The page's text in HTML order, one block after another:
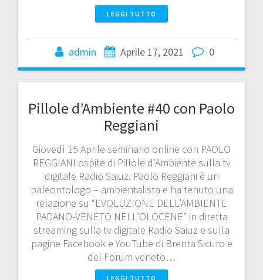
LEGGI TUTTO
admin Aprile 17, 2021 0
Pillole d’Ambiente #40 con Paolo
Reggiani
Giovedì 15 Aprile seminario online con PAOLO
REGGIANI ospite di Pillole d’Ambiente sulla tv
digitale Radio Saiuz. Paolo Reggiani è un
paleontologo – ambientalista e ha tenuto una
relazione su “EVOLUZIONE DELL’AMBIENTE
PADANO-VENETO NELL’OLOCENE” in diretta
streaming sulla tv digitale Radio Saiuz e sulla
pagine Facebook e YouTube di Brenta Sicuro e
del Forum veneto…
LEGGI TUTTO